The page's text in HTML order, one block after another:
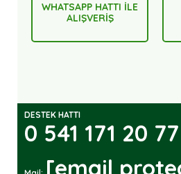
WHATSAPP HATTI İLE
ALIŞVERİŞ
DESTEK HATTI
0 541 171 20 77
[email